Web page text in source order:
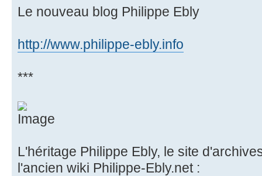
Le nouveau blog Philippe Ebly
http://www.philippe-ebly.info
***
L'héritage Philippe Ebly, le site
l'ancien wiki Philippe-Ebly.net :